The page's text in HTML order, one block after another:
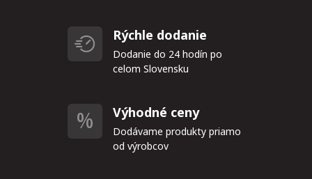
Rýchle dodanie
Dodanie do 24 hodín po
celom Slovensku
Výhodné ceny
Dodávame produkty priamo
od výrobcov